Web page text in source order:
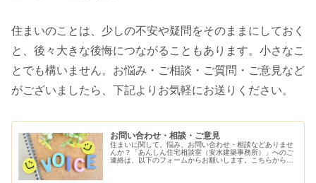
住まいのことは、少しの不安や疑問をそのままにしておく
と、後々大きな後悔につながることもあります。小さなこ
とでも構いません。お悩み・ご相談・ご質問・ご意見など
がございましたら、下記よりお気軽にお送りください。
お問い合わせ・相談・ご意見
住まいに関して、悩み、お問い合わせ・相談などありませ
んか？「あんしん住宅相談室（安水建築事務所）」へのご
連絡は、以下のフォームからお願いします。こちらから、